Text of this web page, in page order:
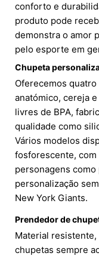
conforto e
produto pode
demonstra o amor
pelo esporte em
Chupeta
Oferecemos
anatómico, cereja
livres de BPA,
qualidade como
Vários modelos
fosforescente, com
personagens como
personalização
New York Giants.
Prendedor de
Material resistente,
chupetas sempre